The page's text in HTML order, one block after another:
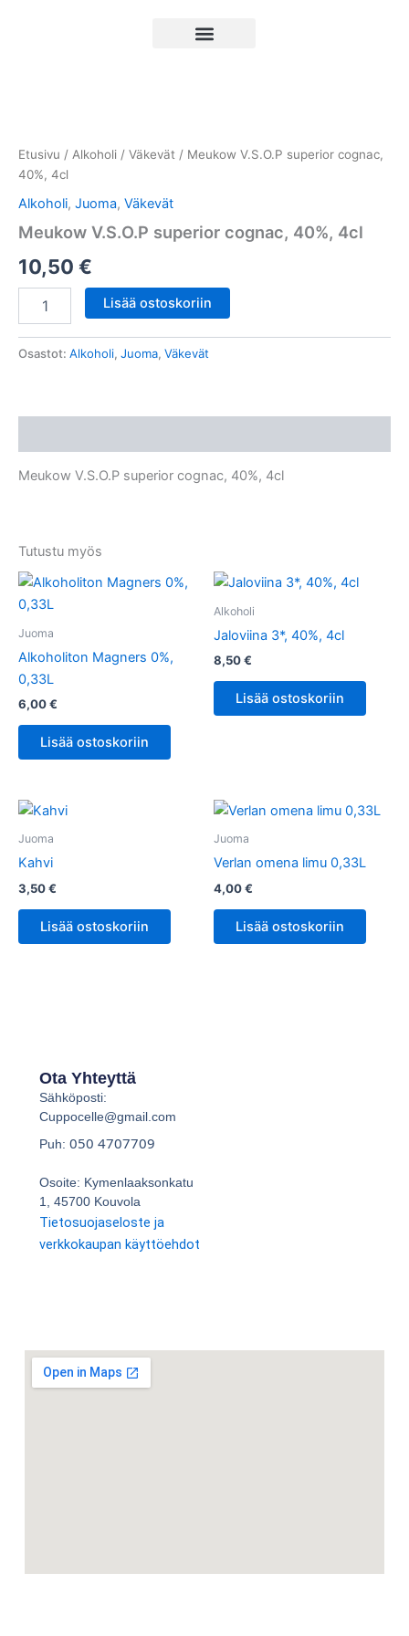
Etusivu / Alkoholi / Väkevät / Meukow V.S.O.P superior cognac,
40%, 4cl
Alkoholi, Juoma, Väkevät
Meukow V.S.O.P superior cognac, 40%, 4cl
10,50 €
cognac,
40%,
4cl
määrä
Lisää ostoskoriin
Osastot: Alkoholi, Juoma, Väkevät
Meukow V.S.O.P superior cognac, 40%, 4cl
Tutustu myös
Juoma
Alkoholiton Magners 0%,
0,33L
6,00€
Lisää ostoskoriin
Alkoholi
Jaloviina 3*, 40%, 4cl
8,50€
Lisää ostoskoriin
Juoma
Kahvi
3,50€
Lisää ostoskoriin
Juoma
Verlan omena limu 0,33L
4,00€
Lisää ostoskoriin
Ota Yhteyttä
Sähköposti:
Cuppocelle@gmail.com
Puh: 050 4707709
Osoite: Kymenlaaksonkatu
1, 45700 Kouvola
Tietosuojaseloste ja
verkkokaupan käyttöehdot